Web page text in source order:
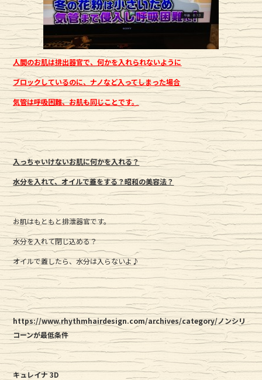
人間のお肌は排出器官で、何かを入れられないように
ブロックしているのに、ナノなど入ってしまった場合
気管は呼吸困難、お肌も同じことです。
入っちゃいけないお肌に何かを入れる？
水分を入れて、オイルで蓋をする？昭和の美容法？
お肌はもともと排泄器官です。
水分を入れて閉じ込める？
オイルで蓋したら、水分は入らないよ♪
https://www.rhythmhairdesign.com/archives/category/ノンシリ
コーンが最低条件
キュレイナ 3D